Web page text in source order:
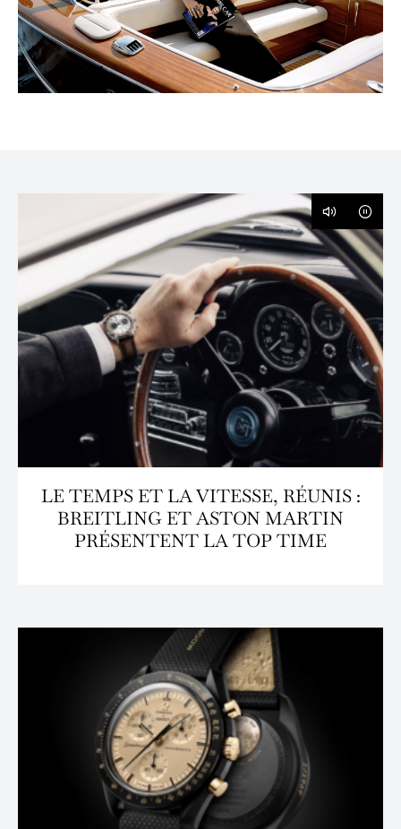
LE TEMPS ET LA VITESSE, RÉUNIS :
BREITLING ET ASTON MARTIN
PRÉSENTENT LA TOP TIME